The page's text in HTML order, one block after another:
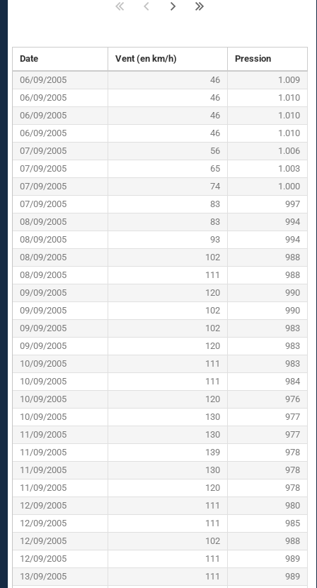
Date Vent (en km/h)
Pression
06/09/2005
46
1.009
06/09/2005
46
1.010
06/09/2005
46
1.010
06/09/2005
46
1.010
07/09/2005
56
1.006
07/09/2005
65
1.003
07/09/2005
74
1.000
07/09/2005
83
997
08/09/2005
83
994
08/09/2005
93
994
08/09/2005
102
988
08/09/2005
111
988
09/09/2005
120
990
09/09/2005
102
990
09/09/2005
102
983
09/09/2005
120
983
10/09/2005
111
983
10/09/2005
111
984
10/09/2005
120
976
10/09/2005
130
977
11/09/2005
130
977
11/09/2005
139
978
11/09/2005
130
978
11/09/2005
120
978
12/09/2005
111
980
12/09/2005
111
985
12/09/2005
102
988
12/09/2005
111
989
13/09/2005
111
989